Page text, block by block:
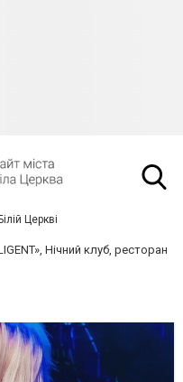
Церкві
Нічний клуб, ресторан